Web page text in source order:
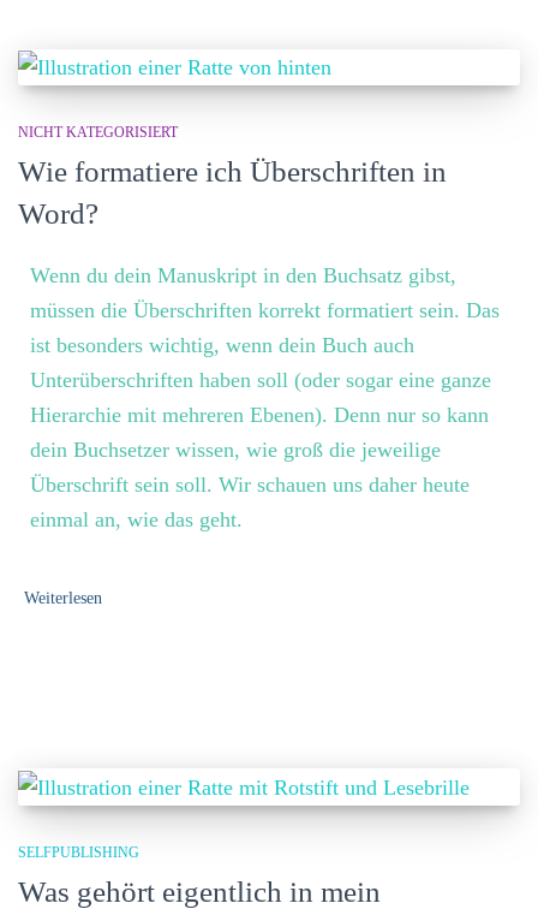
NICHT KATEGORISIERT
Wie formatiere ich Überschriften in
Word?
Wenn du dein Manuskript in den Buchsatz gibst,
müssen die Überschriften korrekt formatiert sein. Das
ist besonders wichtig, wenn dein Buch auch
Unterüberschriften haben soll (oder sogar eine ganze
Hierarchie mit mehreren Ebenen). Denn nur so kann
dein Buchsetzer wissen, wie groß die jeweilige
Überschrift sein soll. Wir schauen uns daher heute
einmal an, wie das geht.
Weiterlesen
SELFPUBLISHING
Was gehört eigentlich in mein